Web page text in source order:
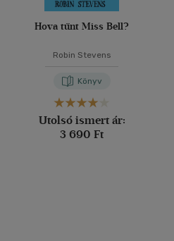
Hova tűnt Miss Bell?
Robin Stevens
Könyv
Utolsó ismert ár:
3 690 Ft